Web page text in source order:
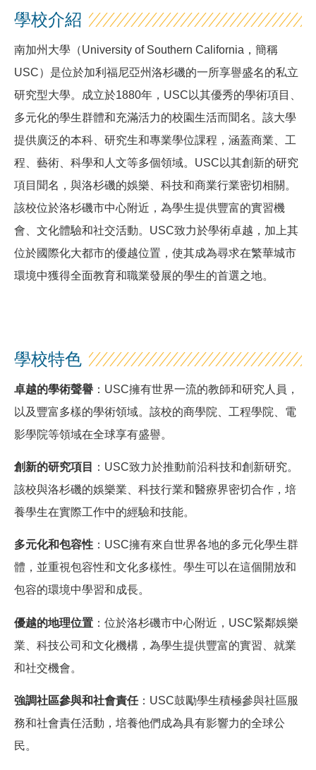
學校介紹
南加州大學（University of Southern California，簡稱
USC）是位於加利福尼亞州洛杉磯的一所享譽盛名的私立
研究型大學。成立於1880年，USC以其優秀的學術項目、
多元化的學生群體和充滿活力的校園生活而聞名。該大學
提供廣泛的本科、研究生和專業學位課程，涵蓋商業、工
程、藝術、科學和人文等多個領域。USC以其創新的研究
項目聞名，與洛杉磯的娛樂、科技和商業行業密切相關。
該校位於洛杉磯市中心附近，為學生提供豐富的實習機
會、文化體驗和社交活動。USC致力於學術卓越，加上其
位於國際化大都市的優越位置，使其成為尋求在繁華城市
環境中獲得全面教育和職業發展的學生的首選之地。
學校特色
卓越的學術聲譽 ：USC擁有世界一流的教師和研究人員，
以及豐富多樣的學術領域。該校的商學院、工程學院、電
影學院等領域在全球享有盛譽。
創新的研究項目
：USC致力於推動前沿科技和創新研究。
該校與洛杉磯的娛樂業、科技行業和醫療界密切合作，培
養學生在實際工作中的經驗和技能。
多元化和包容性 ：USC擁有來自世界各地的多元化學生群
體，並重視包容性和文化多樣性。學生可以在這個開放和
包容的環境中學習和成長。
優越的地理位置 ：位於洛杉磯市中心附近，USC緊鄰娛樂
業、科技公司和文化機構，為學生提供豐富的實習、就業
和社交機會。
強調社區參與和社會責任：USC鼓勵學生積極參與社區服
務和社會責任活動，培養他們成為具有影響力的全球公
民。